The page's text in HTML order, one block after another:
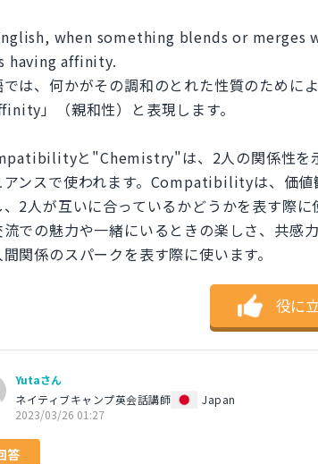
when something blends or
having affinity.
では、何かがその調和のとれた性質のために
」（親和性）と表現します。
と"Chemistry"は、2人の関係性を
アンスで使われます。Compatibilityは、価値
、2人が互いに合っているかどうかを表す際
流での魅力や一緒にいるときの楽しさ、共感
関係のスパークを表す際に使います。
役に
Yutaさん
ネイティブキャンプ英会話講師
Japan
2023/03/26 01:27
答